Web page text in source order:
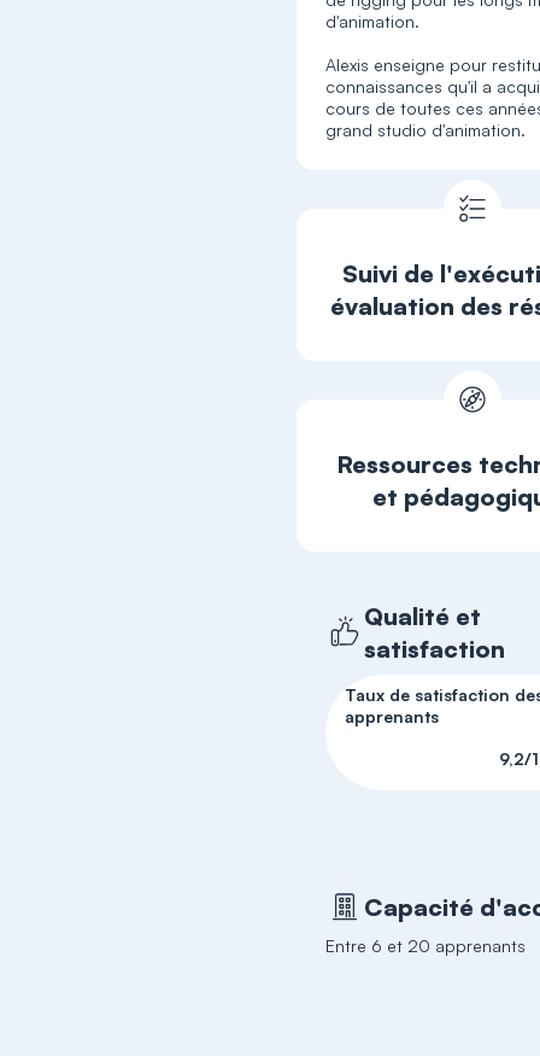
d'animation.
Alexis enseigne pour
connaissances qu'il a
cours de toutes ces
grand studio d'animation.
Suivi de
évaluation des
Ressources
et
Qualité et
satisfaction
Taux de satisfaction
apprenants
9,2/
Capacité
Entre 6 et 20 apprenants